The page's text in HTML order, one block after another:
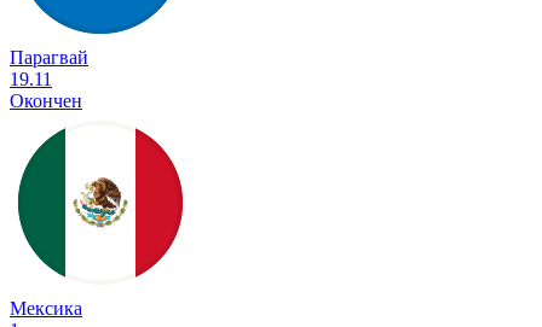
Парагвай
19.11
Окончен
Мексика